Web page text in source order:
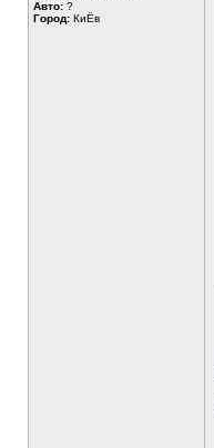
Авто: ?
Город: КиЁв